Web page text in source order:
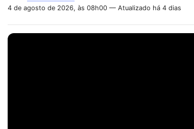
4 de agosto de 2026, às 08h00 — Atualizado há 4 dias